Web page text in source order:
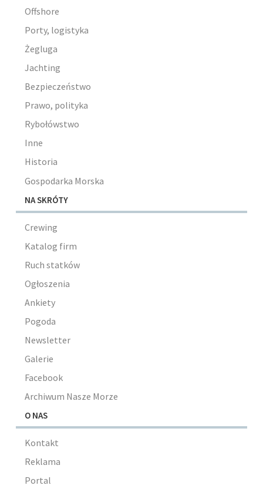
Offshore
Porty, logistyka
Żegluga
Jachting
Bezpieczeństwo
Prawo, polityka
Rybołówstwo
Inne
Historia
Gospodarka Morska
NA SKRÓTY
Crewing
Katalog firm
Ruch statków
Ogłoszenia
Ankiety
Pogoda
Newsletter
Galerie
Facebook
Archiwum Nasze Morze
O NAS
Kontakt
Reklama
Portal